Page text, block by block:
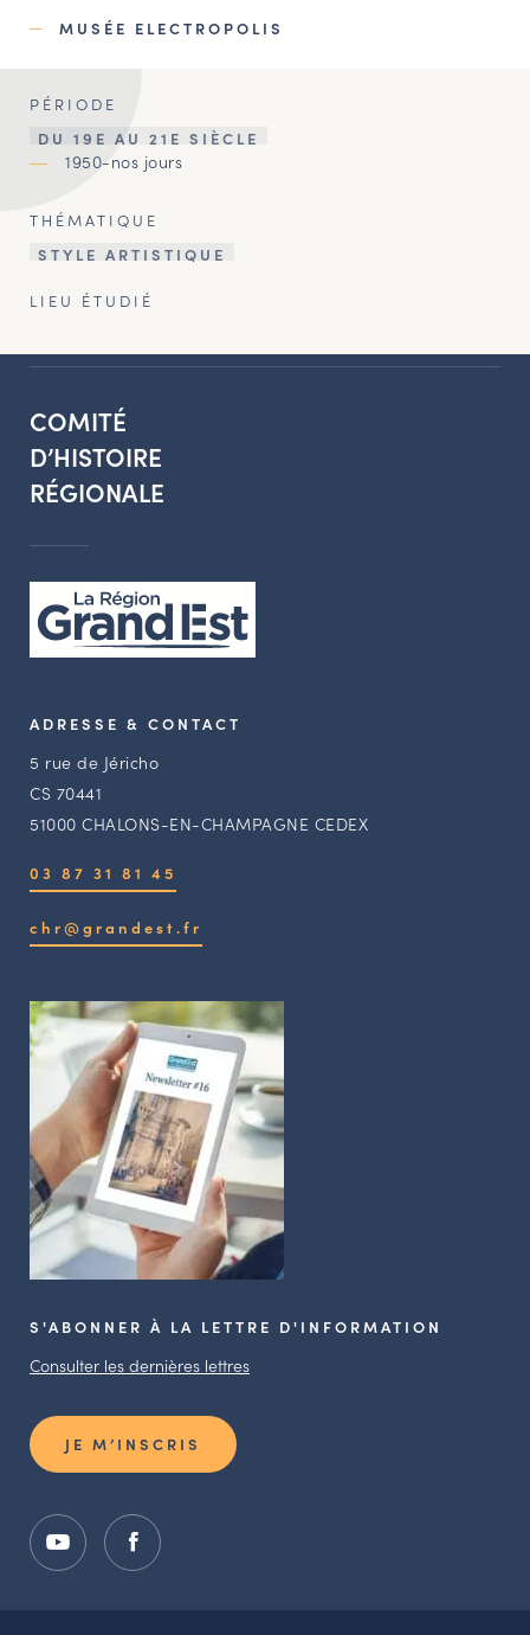
MUSÉE ELECTROPOLIS
PÉRIODE
DU 19E AU 21E SIÈCLE
1950-nos jours
THÉMATIQUE
STYLE ARTISTIQUE
LIEU ÉTUDIÉ
COMITÉ
D’HISTOIRE
RÉGIONALE
ADRESSE & CONTACT
5 rue de Jéricho
CS 70441
51000 CHALONS-EN-CHAMPAGNE CEDEX
03 87 31 81 45
chr@grandest.fr
S'ABONNER À LA LETTRE D'INFORMATION
Consulter les dernières lettres
JE M’INSCRIS